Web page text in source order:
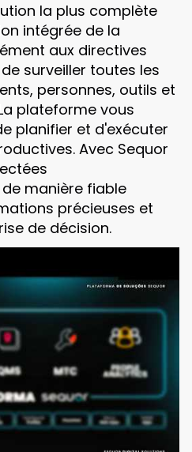
la plus complète
intégrée de la
aux directives
surveiller toutes les
personnes, outils et
plateforme vous
planifier et d'exécuter
Avec Sequor
manière fiable
précieuses et
de décision.